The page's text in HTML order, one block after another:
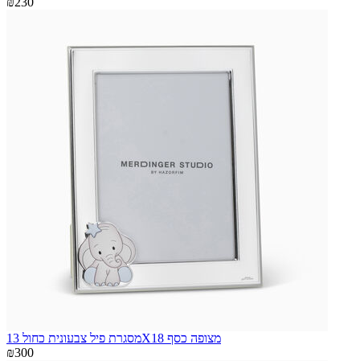
מסגרת פיל צבעונית כחול 13X18 מצופה כסף
₪300